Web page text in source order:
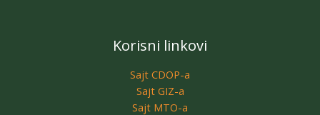
Korisni linkovi
Sajt CDOP-a
Sajt GIZ-a
Sajt MTO-a